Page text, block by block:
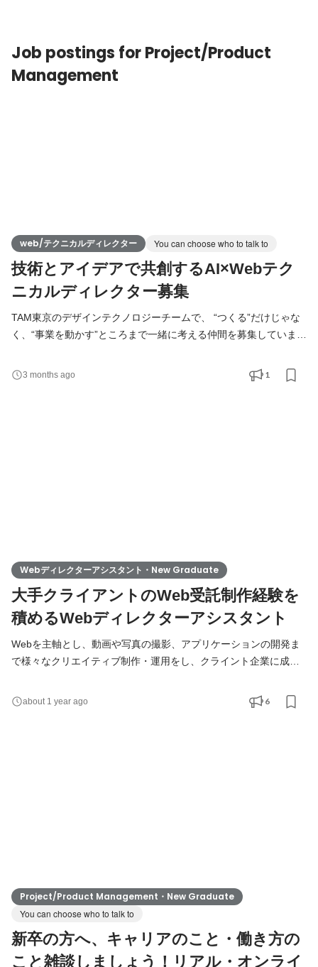
Job postings for Project/Product
Management
web/テクニカルディレクター You can choose who to talk to
技術とアイデアで共創するAI×Webテク
ニカルディレクター募集
TAM東京のデザインテクノロジーチームで、 “つくる”だけじゃな
く、“事業を動かす”ところまで一緒に考える仲間を募集していま
カルディレクターとしてキャリアを広げていきたい方。 TAMで
は、デザイナー、エンジニア、ディレクター、マーケターが職種
3 months ago 1
Webディレクターアシスタント・New Graduate
大手クライアントのWeb受託制作経験を
積めるWebディレクターアシスタント
Webを主軸とし、動画や写真の撮影、アプリケーションの開発ま
で様々なクリエイティブ制作・運用をし、クライント企業に成果
誇る事業を展開する上場企業・大手企業です。​​ この募集では、先
輩ディレクターについて一緒に仕事をしながら成長をしていきた
about 1 year ago 6
Project/Product Management・New Graduate
You can choose who to talk to
新卒の方へ、キャリアのこと・働き方の
こと雑談しましょう！リアル・オンライ